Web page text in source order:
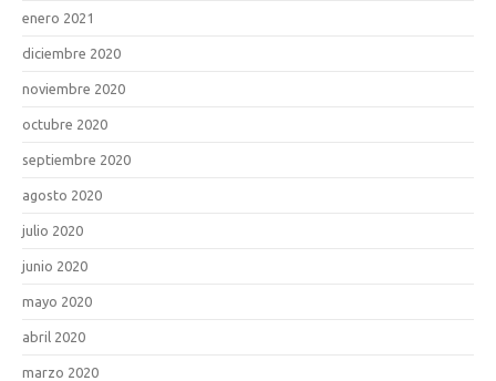
enero 2021
diciembre 2020
noviembre 2020
octubre 2020
septiembre 2020
agosto 2020
julio 2020
junio 2020
mayo 2020
abril 2020
marzo 2020